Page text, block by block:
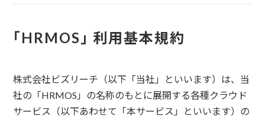
「HRMOS」 利用基本規約
株式会社ビズリーチ（以下「当社」といいます）は、当
社の「HRMOS」の名称のもとに展開する各種クラウド
サービス（以下あわせて「本サービス」といいます）の